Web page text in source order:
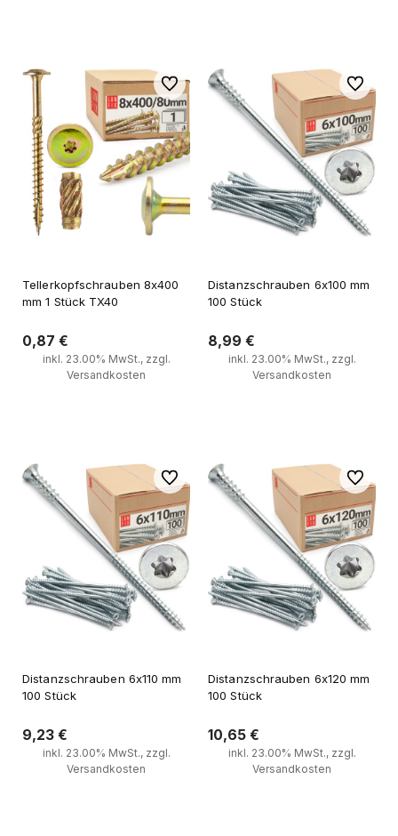
Tellerkopfschrauben 8x400
mm 1 Stück TX40
0,87 €
inkl. 23.00% MwSt., zzgl.
Versandkosten
Zu Favoriten
Distanzschrauben 6x100 mm
100 Stück
8,99 €
inkl. 23.00% MwSt., zzgl.
Versandkosten
Zu
Distanzschrauben 6x110 mm
100 Stück
9,23 €
inkl. 23.00% MwSt., zzgl.
Versandkosten
Zu Favoriten
Distanzschrauben 6x120 mm
100 Stück
10,65 €
inkl. 23.00% MwSt., zzgl.
Versandkosten
Zu